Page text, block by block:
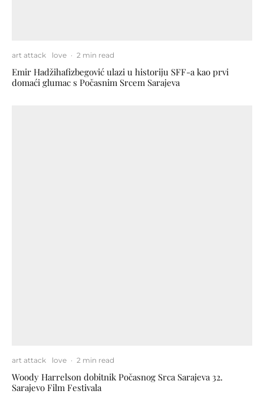
art attack love · 2 min read
Emir Hadžihafizbegović ulazi u historiju SFF-a kao prvi
domaći glumac s Počasnim Srcem Sarajeva
art attack love · 2 min read
Woody Harrelson dobitnik Počasnog Srca Sarajeva 32.
Sarajevo Film Festivala